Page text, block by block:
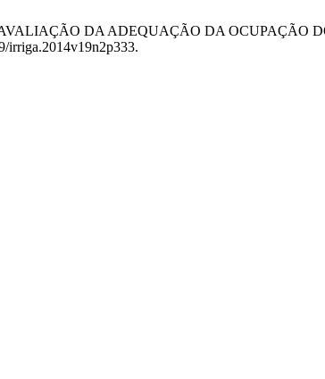
AVALIAÇÃO DA ADEQUAÇÃO DA OCUPAÇÃO
irriga.2014v19n2p333.